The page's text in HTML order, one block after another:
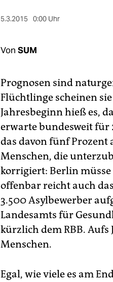
5.3.2015 0:00 Uhr
Von SUM
Prognosen sind
Flüchtlinge scheinen
Jahresbeginn hieß es,
erwarte bundesweit für
das davon fünf Prozent
Menschen, die
korrigiert: Berlin
offenbar reicht auch
3.500 Asylbewerber
Landesamts für
kürzlich dem RBB.
Menschen.
Egal, wie viele es am